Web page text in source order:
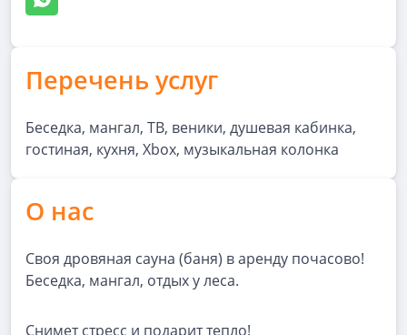
Перечень услуг
Беседка, мангал, ТВ, веники, душевая кабинка,
гостиная, кухня, Xbox, музыкальная колонка
О нас
Своя дровяная сауна (баня) в аренду почасово!
Беседка, мангал, отдых у леса.
Снимет стресс и подарит тепло!